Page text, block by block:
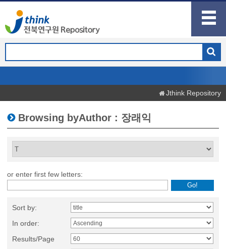
Jthink Repository
Browsing byAuthor : 장래익
or enter first few letters:
Sort by:
In order:
Results/Page